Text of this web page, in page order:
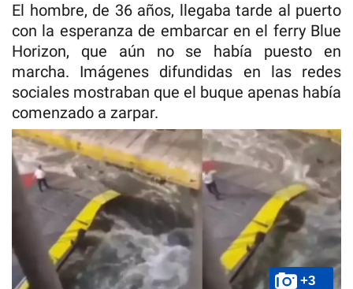
El hombre, de 36 años, llegaba tarde al puerto
con la esperanza de embarcar en el ferry Blue
Horizon, que aún no se había puesto en
marcha. Imágenes difundidas en las redes
sociales mostraban que el buque apenas había
comenzado a zarpar.
+3